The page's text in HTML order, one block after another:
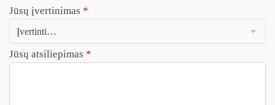
Jūsų įvertinimas *
Jūsų atsiliepimas *